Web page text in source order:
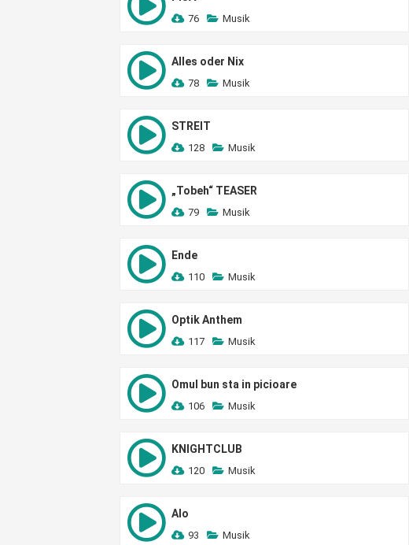
76 Musik
Alles oder Nix
78 Musik
STREIT
128 Musik
„Tobeh“ TEASER
79 Musik
Ende
110 Musik
Optik Anthem
117 Musik
Omul bun sta in picioare
106 Musik
KNIGHTCLUB
120 Musik
Alo
93 Musik